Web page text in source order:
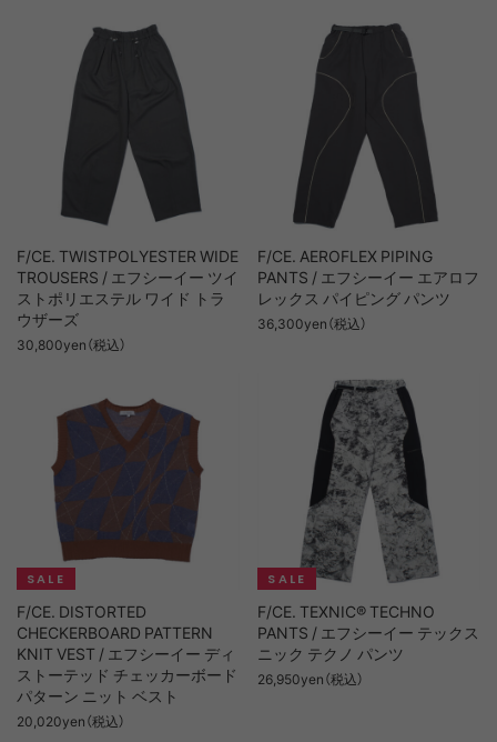
F/CE. TWISTPOLYESTER WIDE
TROUSERS / エフシーイー ツイ
ストポリエステル ワイド トラ
ウザーズ
30,800yen（税込）
F/CE. AEROFLEX PIPING
PANTS / エフシーイー エアロフ
レックス パイピング パンツ
36,300yen（税込）
F/CE. DISTORTED
CHECKERBOARD PATTERN
KNIT VEST / エフシーイー ディ
ストーテッド チェッカーボード
パターン ニット ベスト
20,020yen（税込）
F/CE. TEXNIC® TECHNO
PANTS / エフシーイー テックス
ニック テクノ パンツ
26,950yen（税込）